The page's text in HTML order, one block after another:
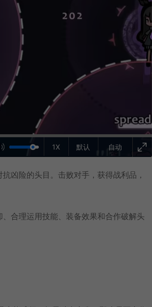
自动
1X 默认
凶险的头目。击败对手，获得战利品，
合理运用技能、装备效果和合作破解头